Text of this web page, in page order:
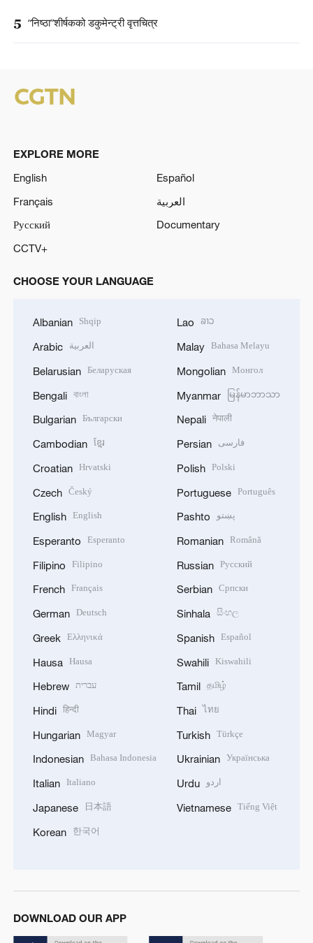
5 “निष्ठा”शीर्षकको डकुमेन्ट्री वृत्तचित्र
EXPLORE MORE
English
Español
Français
العربية
Русский
Documentary
CCTV+
CHOOSE YOUR LANGUAGE
Albanian Shqip
Arabic العربية
Belarusian Беларуская
Bengali বাংলা
Bulgarian Български
Cambodian ខ្មែរ
Croatian Hrvatski
Czech Český
English English
Esperanto Esperanto
Filipino Filipino
French Français
German Deutsch
Greek Ελληνικά
Hausa Hausa
Hebrew עברית
Hindi हिन्दी
Hungarian Magyar
Indonesian Bahasa Indonesia
Italian Italiano
Japanese 日本語
Korean 한국어
Lao ລາວ
Malay Bahasa Melayu
Mongolian Монгол
Myanmar မြန်မာဘာသာ
Nepali नेपाली
Persian فارسی
Polish Polski
Portuguese Português
Pashto پښتو
Romanian Română
Russian Русский
Serbian Српски
Sinhala සිංහල
Spanish Español
Swahili Kiswahili
Tamil தமிழ்
Thai ไทย
Turkish Türkçe
Ukrainian Українська
Urdu اردو
Vietnamese Tiếng Việt
DOWNLOAD OUR APP